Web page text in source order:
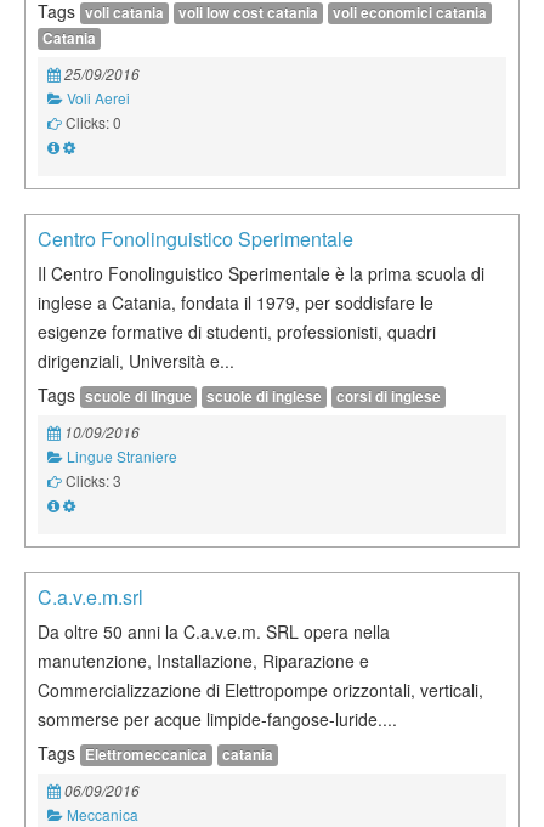
Tags voli catania voli low cost catania
voli economici catania
Catania
25/09/2016
Voli Aerei
Clicks: 0
Centro Fonolinguistico Sperimentale
Il Centro Fonolinguistico Sperimentale è la prima scuola di
inglese a Catania, fondata il 1979, per soddisfare le
esigenze formative di studenti, professionisti, quadri
dirigenziali, Università e...
Tags scuole di lingue scuole di inglese corsi di inglese
10/09/2016
Lingue Straniere
Clicks: 3
C.a.v.e.m.srl
Da oltre 50 anni la C.a.v.e.m. SRL opera nella
manutenzione, Installazione, Riparazione e
Commercializzazione di Elettropompe orizzontali, verticali,
sommerse per acque limpide-fangose-luride....
Tags Elettromeccanica catania
06/09/2016
Meccanica